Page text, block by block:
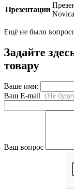
Презентации
Ещё не было
Задайте
товару
Ваше имя:
Ваш E-mail (Не
Ваш вопрос